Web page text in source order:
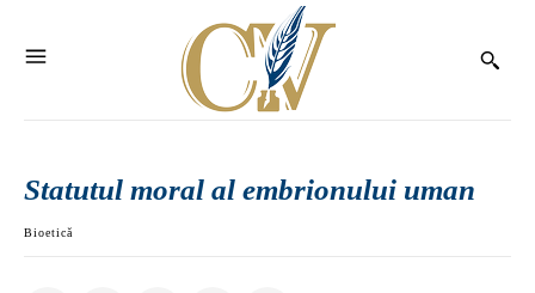
Statutul moral al embrionului uman
Bioetică